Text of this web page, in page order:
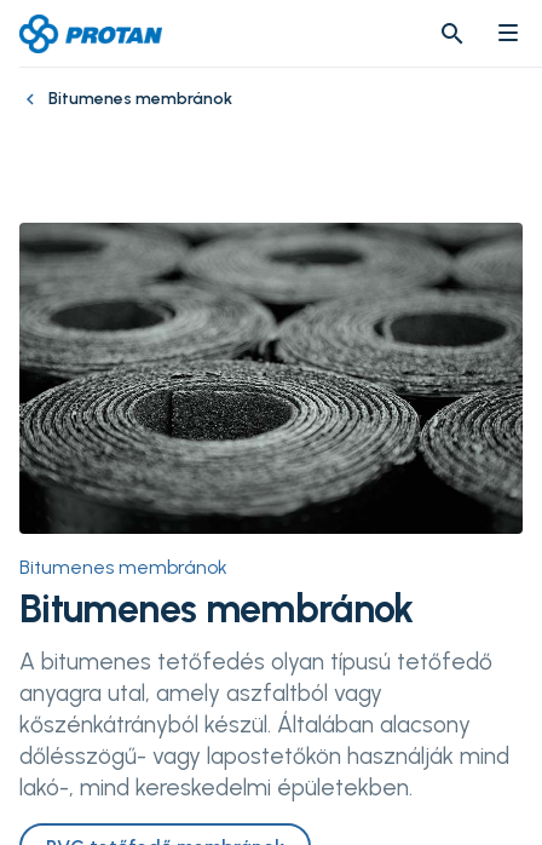
search
search
Bitumenes membránok
Bitumenes membránok
Bitumenes membránok
A bitumenes tetőfedés olyan típusú tetőfedő
anyagra utal, amely aszfaltból vagy
kőszénkátrányból készül. Általában alacsony
dőlésszögű- vagy lapostetőkön használják mind
lakó-, mind kereskedelmi épületekben.